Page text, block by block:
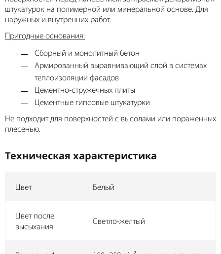
штукатурок на полимерной или минеральной основе. Для
наружных и внутренних работ.
Пригодные основания:
Сборный и монолитный бетон
Армированный выравнивающий слой в системах
теплоизоляции фасадов
Цементно-стружечных плиты
Цементные гипсовые штукатурки
Не подходит для поверхностей с высолами или пораженных
плесенью.
Техническая характеристика
Цвет Белый
Цвет после
высыхания
Светло-желтый